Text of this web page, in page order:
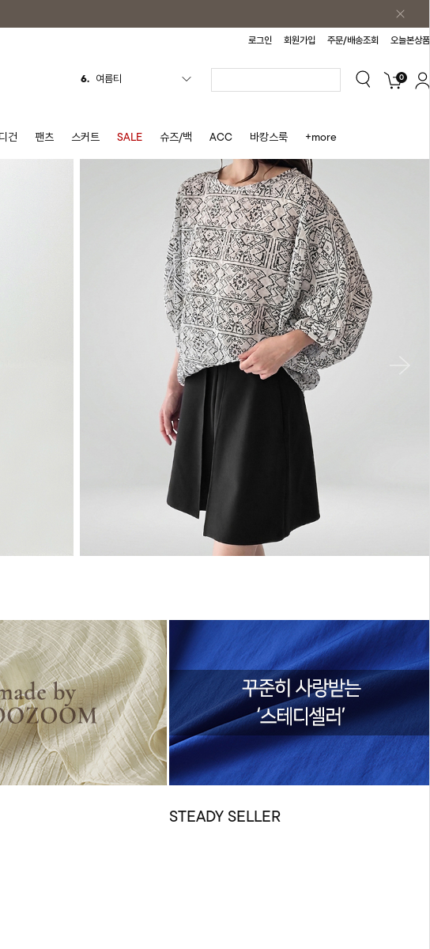
로그인 회원가입 주문/배송조회 오늘본상품
7. 가디건
9. 로프나염 스트링포인트 텐셀
시어 체크 민소매원피스
0
건 팬츠 스커트 SALE 슈즈/백 ACC 바캉스룩 +more
STEADY SELLER